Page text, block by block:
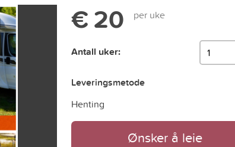
€ 20 per uke
Antall uker:
Leveringsmetode
Henting
Ønsker å leie